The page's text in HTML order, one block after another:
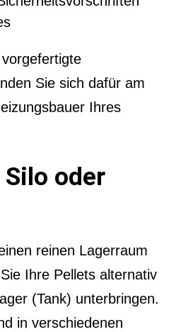
Sie sich dafür am
Ihres
oder
reinen Lagerraum
Ihre Pellets alternativ
(Tank) unterbringen.
in verschiedenen